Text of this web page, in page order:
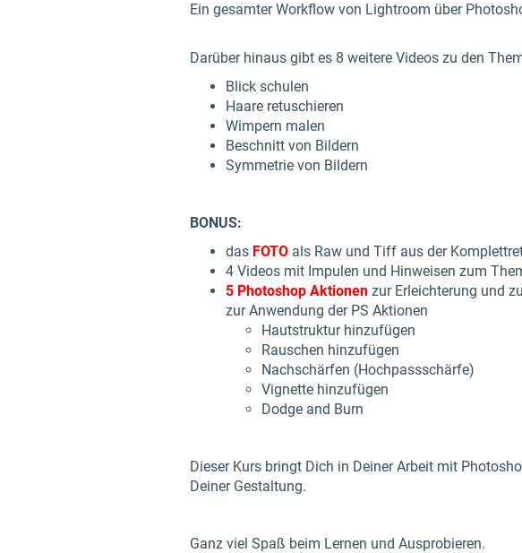
Ein gesamter Workflow von Lightroom über
Darüber hinaus gibt es 8 weitere Videos zu den
Blick schulen
Haare retuschieren
Wimpern malen
Beschnitt von Bildern
Symmetrie von Bildern
BONUS:
das FOTO als Raw und Tiff aus der
4 Videos mit Impulen und Hinweisen zum
5 Photoshop Aktionen zur Erleichterung und
zur Anwendung der PS Aktionen
Hautstruktur hinzufügen
Rauschen hinzufügen
Nachschärfen (Hochpassschärfe)
Vignette hinzufügen
Dodge and Burn
Dieser Kurs bringt Dich in Deiner Arbeit mit
Deiner Gestaltung.
Ganz viel Spaß beim Lernen und Ausprobieren.